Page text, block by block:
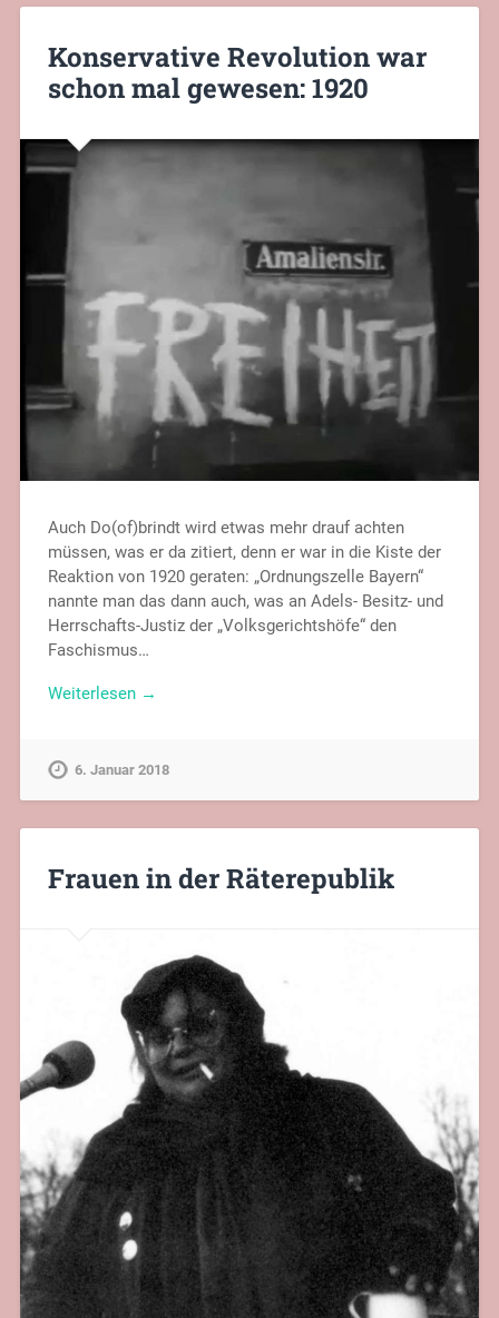
Konservative Revolution war
schon mal gewesen: 1920
Auch Do(of)brindt wird etwas mehr drauf achten
müssen, was er da zitiert, denn er war in die Kiste der
Reaktion von 1920 geraten: „Ordnungszelle Bayern“
nannte man das dann auch, was an Adels- Besitz- und
Herrschafts-Justiz der „Volksgerichtshöfe“ den
Faschismus…
Weiterlesen →
6. Januar 2018
Frauen in der Räterepublik